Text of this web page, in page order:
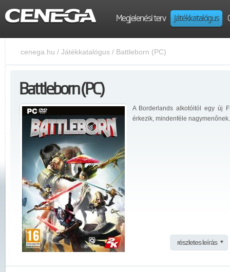
Megjelenési terv Játékkatalógus
cenega.hu / Játékkatalógus/ Battleborn (PC)
Battleborn (PC)
A Borderlands alkotóitól egy új
érkezik, mindenféle nagymenőnek.
részletes leírás